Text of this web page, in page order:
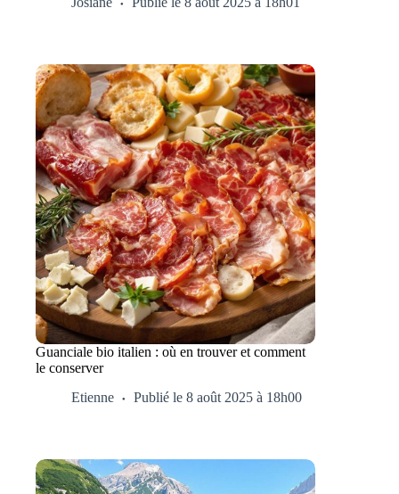
Guanciale bio italien : où en trouver et comment
le conserver
Etienne
Publié le 8 août 2025 à 18h00